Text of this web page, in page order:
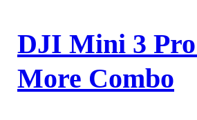
DJI Mini 3
More Combo